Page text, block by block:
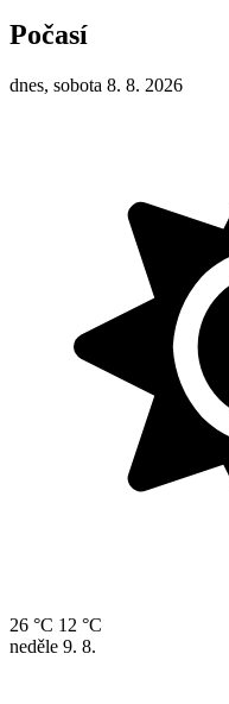
Počasí
dnes, sobota 8. 8. 2026
26 °C 12 °C
neděle 9. 8.